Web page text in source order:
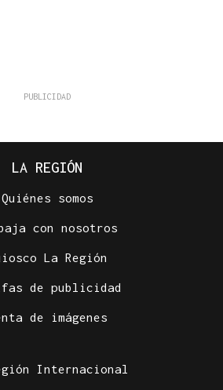
LA REGIÓN
Quiénes somos
con nosotros
La Región
de publicidad
de imágenes
Internacional